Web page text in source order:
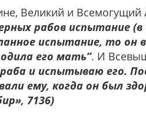
Великий и Всемогущий
рабов испытание (в
испытание, то он
его мать”. И
раба и испытываю его.
ему, когда он был
7136)